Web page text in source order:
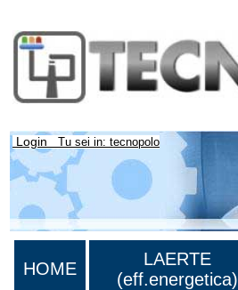
Login Tu sei in: tecnopolo
HOME
LAERTE
(eff.energetica)